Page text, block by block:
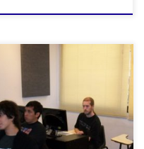
de Programación" en las